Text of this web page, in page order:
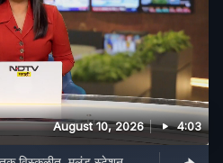
August 10, 2026 4:03